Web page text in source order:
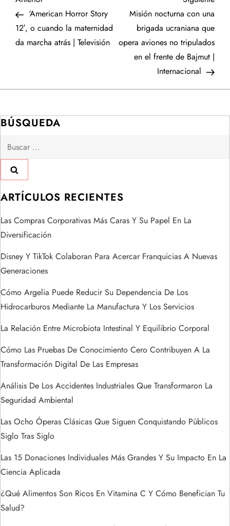
a
v
a
c
i
ó
n
d
e
e
n
t
r
a
d
a
s
anterior‘American Horror Story
12′, o cuando la maternidad
da marcha atrás | Televisión
Misión nocturna con una
brigada ucraniana que
opera aviones no tripulados
en el frente de Bajmut |
Internacional
BÚSQUEDA
Buscar:
ARTÍCULOS RECIENTES
Las Compras Corporativas Más Caras Y Su Papel En La
Diversificación
Disney Y TikTok Colaboran Para Acercar Franquicias A Nuevas
Generaciones
Cómo Argelia Puede Reducir Su Dependencia De Los
Hidrocarburos Mediante La Manufactura Y Los Servicios
La Relación Entre Microbiota Intestinal Y Equilibrio Corporal
Cómo Las Pruebas De Conocimiento Cero Contribuyen A La
Transformación Digital De Las Empresas
Análisis De Los Accidentes Industriales Que Transformaron La
Seguridad Ambiental
Las Ocho Óperas Clásicas Que Siguen Conquistando Públicos
Siglo Tras Siglo
Las 15 Donaciones Individuales Más Grandes Y Su Impacto En La
Ciencia Aplicada
¿Qué Alimentos Son Ricos En Vitamina C Y Cómo Benefician Tu
Salud?